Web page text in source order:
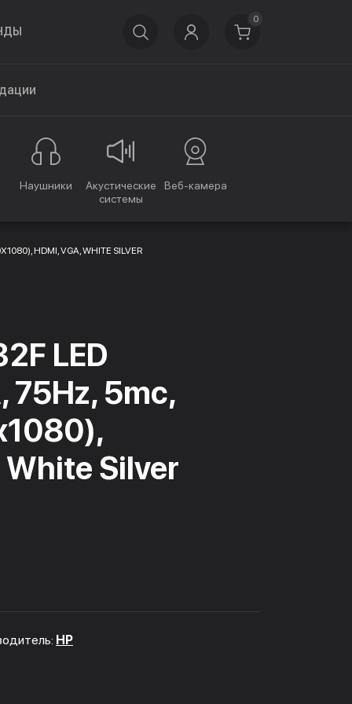
0
Наушники
Акустические
системы
Веб-камера
HDMI, VGA, WHITE SILVER
LED
75Hz, 5mc,
White Silver
HP